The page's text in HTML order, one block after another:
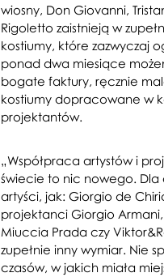
wiosny, Don Giovanni,
Rigoletto zaistnieją w
kostiumy, które zazwyczaj
ponad dwa miesiące
bogate faktury, ręcznie
kostiumy dopracowane w
projektantów.
„Współpraca artystów i
świecie to nic nowego.
artyści, jak: Giorgio de
projektanci Giorgio Armani,
Miuccia Prada czy
zupełnie inny wymiar. Nie
czasów, w jakich miała